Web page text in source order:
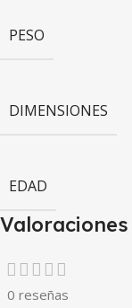
PESO
DIMENSIONES
EDAD
0 reseñas